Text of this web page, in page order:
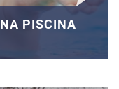
PISCINA